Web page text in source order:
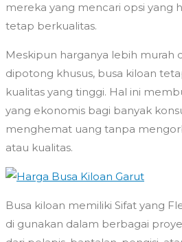
mereka yang mencari opsi yang
tetap berkualitas.
Meskipun harganya lebih murah
dipotong khusus, busa kiloan
kualitas yang tinggi. Hal ini
yang ekonomis bagi banyak
menghemat uang tanpa
atau kualitas.
Busa kiloan memiliki Sifat yang
di gunakan dalam berbagai